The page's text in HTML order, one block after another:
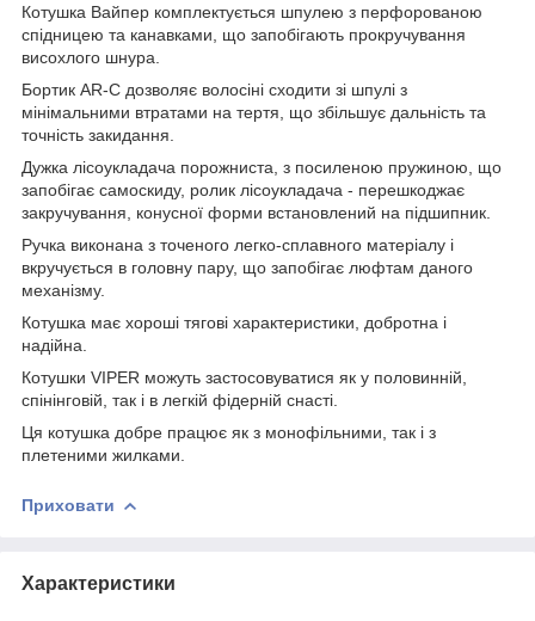
Котушка Вайпер комплектується шпулею з перфорованою
спідницею та канавками, що запобігають прокручування
висохлого шнура.
Бортик AR-C дозволяє волосіні сходити зі шпулі з
мінімальними втратами на тертя, що збільшує дальність та
точність закидання.
Дужка лісоукладача порожниста, з посиленою пружиною, що
запобігає самоскиду, ролик лісоукладача - перешкоджає
закручування, конусної форми встановлений на підшипник.
Ручка виконана з точеного легко-сплавного матеріалу і
вкручується в головну пару, що запобігає люфтам даного
механізму.
Котушка має хороші тягові характеристики, добротна і
надійна.
Котушки VIPER можуть застосовуватися як у половинній,
спінінговій, так і в легкій фідерній снасті.
Ця котушка добре працює як з монофільними, так і з
плетеними жилками.
Приховати
Характеристики